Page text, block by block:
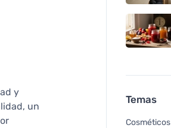
y
un
Temas
Cosméticos